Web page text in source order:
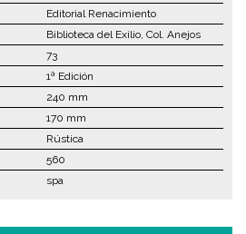
Editorial Renacimiento
Biblioteca del Exilio, Col. Anejos
73
1ª Edición
240 mm
170 mm
Rústica
560
spa